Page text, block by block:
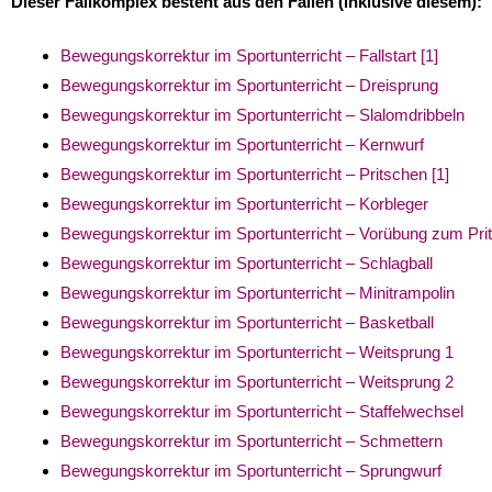
Bewegungskorrektur im Sportunterricht – Fallstart [1]
Bewegungskorrektur im Sportunterricht – Dreisprung
Bewegungskorrektur im Sportunterricht – Slalomdribbeln
Bewegungskorrektur im Sportunterricht – Kernwurf
Bewegungskorrektur im Sportunterricht – Pritschen [1]
Bewegungskorrektur im Sportunterricht – Korbleger
Bewegungskorrektur im Sportunterricht – Vorübung zum
Bewegungskorrektur im Sportunterricht – Schlagball
Bewegungskorrektur im Sportunterricht – Minitrampolin
Bewegungskorrektur im Sportunterricht – Basketball
Bewegungskorrektur im Sportunterricht – Weitsprung 1
Bewegungskorrektur im Sportunterricht – Weitsprung 2
Bewegungskorrektur im Sportunterricht – Staffelwechsel
Bewegungskorrektur im Sportunterricht – Schmettern
Bewegungskorrektur im Sportunterricht – Sprungwurf